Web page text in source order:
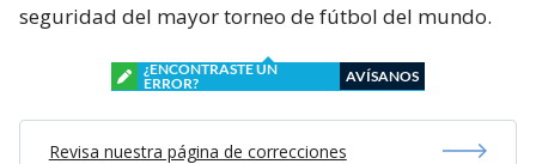
seguridad del mayor torneo de fútbol del mundo.
¿ENCONTRASTE UN
ERROR?
AVÍSANOS
Revisa nuestra página de correcciones